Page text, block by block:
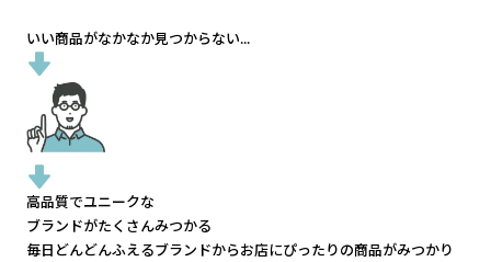
いい商品がなかなか見つからない...
高品質でユニークな
ブランドがたくさんみつかる
毎日どんどんふえるブランドからお店にぴったりの商品がみつかり